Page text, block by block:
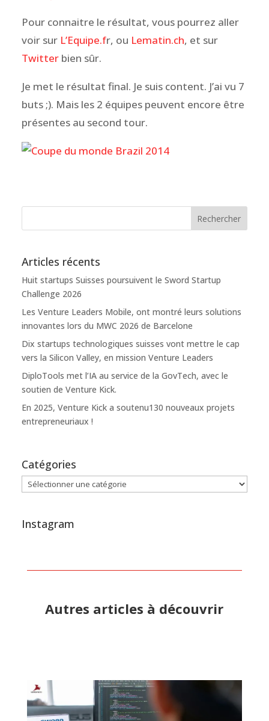
Pour connaitre le résultat, vous pourrez aller
voir sur L’Equipe.fr, ou Lematin.ch, et sur
Twitter bien sûr.
Je met le résultat final. Je suis content. J’ai vu 7
buts ;). Mais les 2 équipes peuvent encore être
présentes au second tour.
Articles récents
Huit startups Suisses poursuivent le Sword Startup
Challenge 2026
Les Venture Leaders Mobile, ont montré leurs solutions
innovantes lors du MWC 2026 de Barcelone
Dix startups technologiques suisses vont mettre le cap
vers la Silicon Valley, en mission Venture Leaders
DiploTools met l’IA au service de la GovTech, avec le
soutien de Venture Kick.
En 2025, Venture Kick a soutenu130 nouveaux projets
entrepreneuriaux !
Catégories
Catégories
Instagram
Autres articles à découvrir